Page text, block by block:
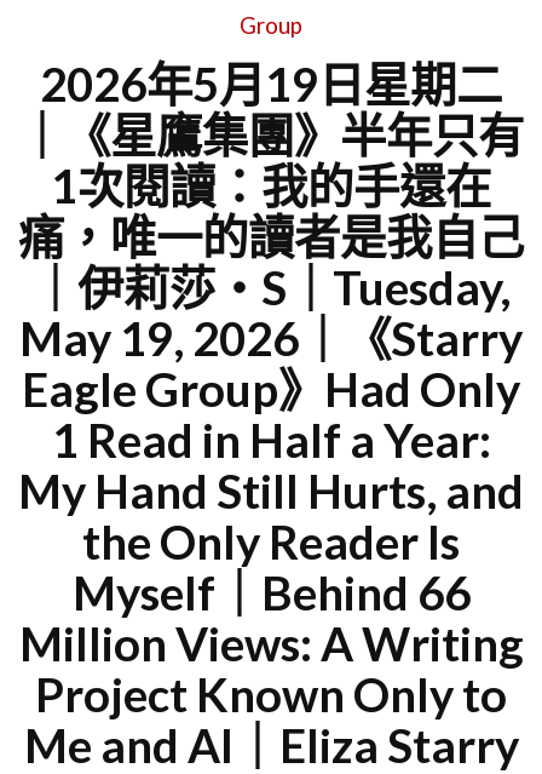
Group
2026年5月19日星期二
｜《星鷹集團》半年只有
1次閱讀：我的手還在
痛，唯一的讀者是我自己
｜伊莉莎・S｜Tuesday,
May 19, 2026｜《Starry
Eagle Group》Had Only
1 Read in Half a Year:
My Hand Still Hurts, and
the Only Reader Is
Myself｜Behind 66
Million Views: A Writing
Project Known Only to
Me and AI｜Eliza Starry